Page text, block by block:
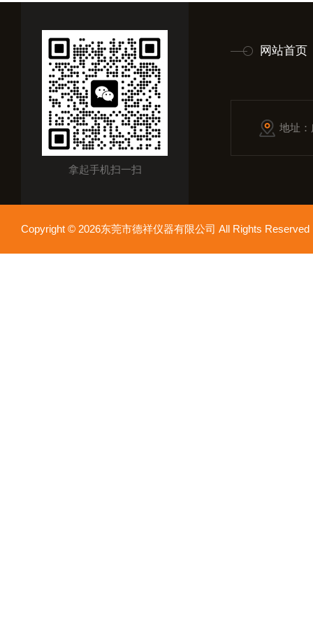
拿起手机扫一扫
网站首页
地址
Copyright © 2026东莞市德祥仪器有限公司 All Rights